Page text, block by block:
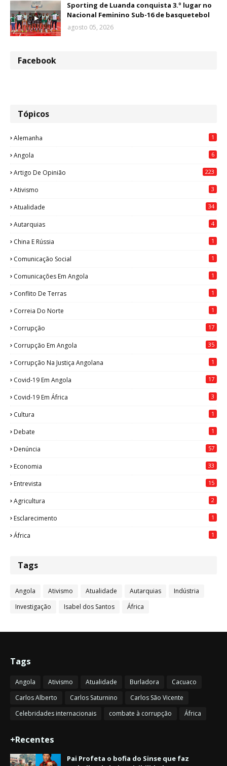
Sporting de Luanda conquista 3.º lugar no
Nacional Feminino Sub-16 de basquetebol
agosto 05, 2026
Facebook
Tópicos
Alemanha 1
Angola 6
Artigo De Opinião 223
Ativismo 3
Atualidade 34
Autarquias 4
China E Rússia 1
Comunicação Social 1
Comunicações Em Angola 1
Conflito De Terras 1
Correia Do Norte 1
Corrupção 17
Corrupção Em Angola 35
Corrupção Na Justiça Angolana 1
Covid-19 Em Angola 17
Covid-19 Em África 3
Cultura 1
Debate 1
Denúncia 57
Economia 33
Entrevista 15
Agricultura 2
Esclarecimento 1
África 1
Tags
Angola Ativismo Atualidade Autarquias
Indústria
Investigação
Isabel dos Santos África
Tags
Angola Ativismo Atualidade Burladora
Cacuaco
Carlos Alberto
Carlos Saturnino
Carlos São Vicente
Celebridades internacionais
combate à corrupção África
+Recentes
Pai Profeta o bofia do Sinse que faz